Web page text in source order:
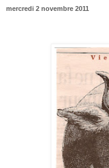
mercredi 2 novembre 2011